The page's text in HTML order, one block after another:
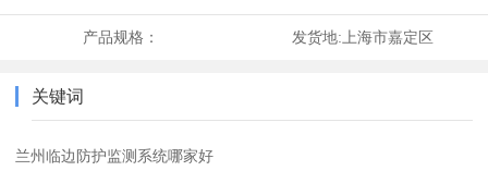
产品规格： 发货地:上海市嘉定区
关键词
兰州临边防护监测系统哪家好